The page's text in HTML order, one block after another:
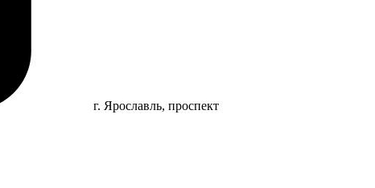
г. Ярославль, проспект